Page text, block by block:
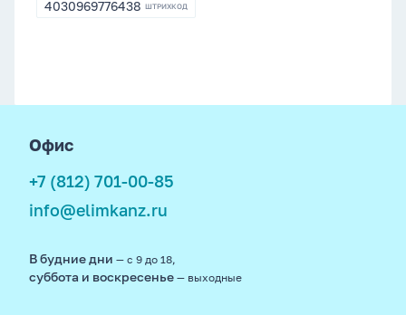
4030969776438
4030969776438 ШТРИХКОД
Офис
+7 (812) 701-00-85
info@elimkanz.ru
В будние дни — с 9 до 18,
суббота и воскресенье — выходные